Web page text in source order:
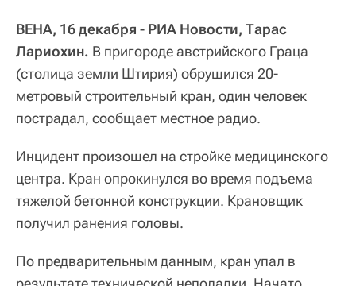
ВЕНА, 16 декабря - РИА Новости, Тарас
Лариохин. В пригороде австрийского Граца
(столица земли Штирия) обрушился 20-
метровый строительный кран, один человек
пострадал, сообщает местное радио.
Инцидент произошел на стройке медицинского
центра. Кран опрокинулся во время подъема
тяжелой бетонной конструкции. Крановщик
получил ранения головы.
По предварительным данным, кран упал в